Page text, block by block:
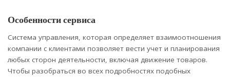
Особенности сервиса
Система управления, которая определяет взаимоотношения
компании с клиентами позволяет вести учет и планирования
любых сторон деятельности, включая движение товаров.
Чтобы разобраться во всех подробностях подобных